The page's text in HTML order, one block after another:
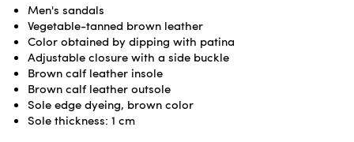
Men's sandals
Vegetable-tanned brown leather
Color obtained by dipping with patina
Adjustable closure with a side buckle
Brown calf leather insole
Brown calf leather outsole
Sole edge dyeing, brown color
Sole thickness: 1 cm